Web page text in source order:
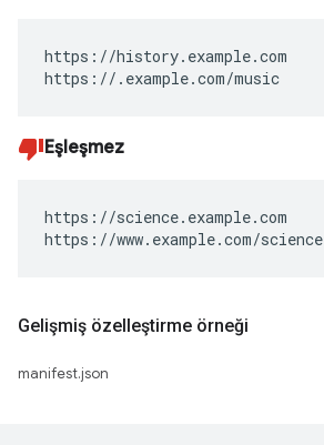
https://history.example.com
https://.example.com/music
Eşleşmez
https://science.example.com
https://www.example.com/science
Gelişmiş özelleştirme örneği
manifest.json